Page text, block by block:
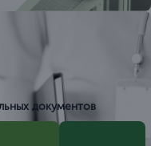
документов